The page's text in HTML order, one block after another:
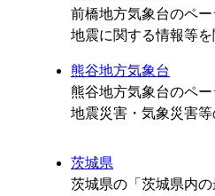
前橋地方気象台のペ
地震に関する情報等を
熊谷地方気象台
熊谷地方気象台のペ
地震災害・気象災害等
茨城県
茨城県の「茨城県内